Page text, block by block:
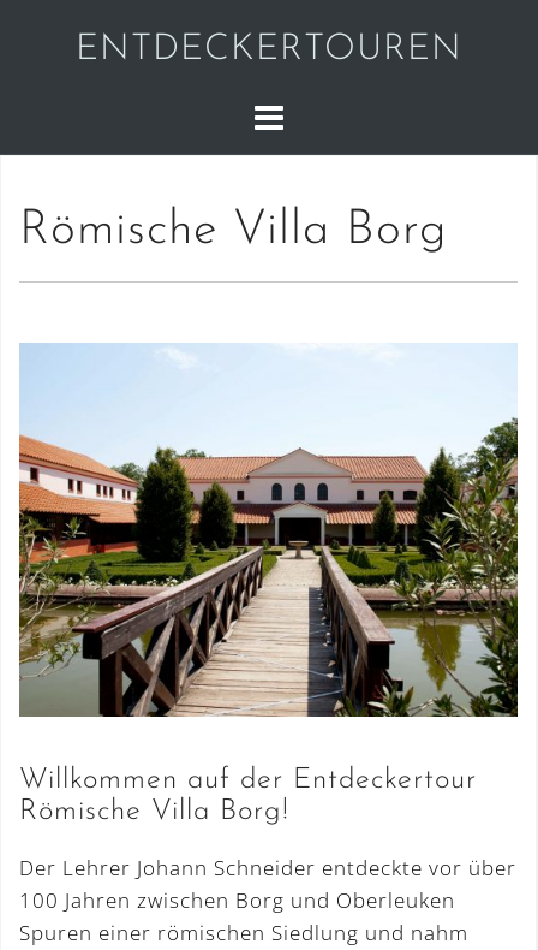
ENTDECKERTOUREN
Römische Villa Borg
Willkommen auf der Entdeckertour
Römische Villa Borg!
Der Lehrer Johann Schneider entdeckte vor über
100 Jahren zwischen Borg und Oberleuken
Spuren einer römischen Siedlung und nahm